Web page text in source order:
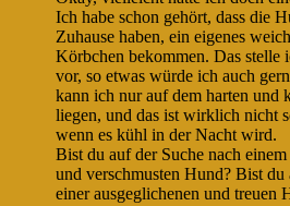
Ich habe schon gehört, dass die
Zuhause haben, ein eigenes
Körbchen bekommen. Das stelle
vor, so etwas würde ich auch
kann ich nur auf dem harten und
liegen, und das ist wirklich nicht
wenn es kühl in der Nacht wird.
Bist du auf der Suche nach
und verschmusten Hund? Bist du
einer ausgeglichenen und treuen